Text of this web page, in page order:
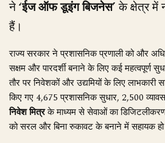
ने‘ईज ऑफ डूइंग बिजनेस’के क्षेत्र में
हैं।
राज्य सरकार ने प्रशासनिक प्रणाली को और
सक्षम और पारदर्शी बनाने के लिए कई महत्वपूर्ण
तौर पर निवेशकों और उद्यमियों के लिए लाभकारी
किए गए 4,675 प्रशासनिक सुधार, 2,500
निवेश मित्रके माध्यम से सेवाओं का डिजिटलीकरण
को सरल और बिना रुकावट के बनाने में सहायक हो